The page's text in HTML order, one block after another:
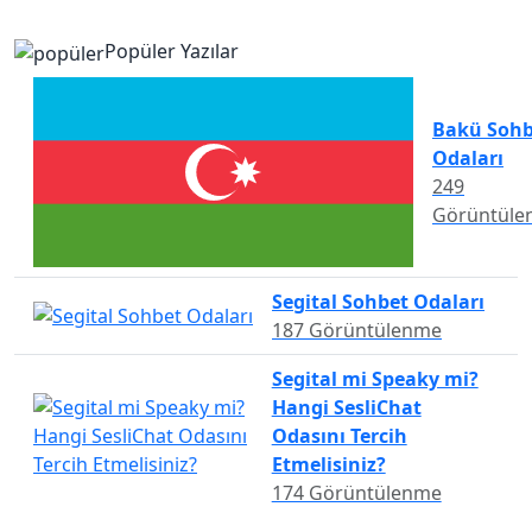
Popüler Yazılar
Bakü
Odaları
249
Segital Sohbet Odaları
187 Görüntülenme
Segital mi Speaky mi?
Hangi SesliChat
Odasını Tercih
Etmelisiniz?
174 Görüntülenme